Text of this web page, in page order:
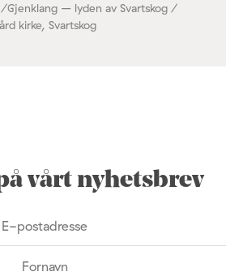
/Gjenklang – lyden av Svartskog /
kirke, Svartskog
vårt nyhetsbrev